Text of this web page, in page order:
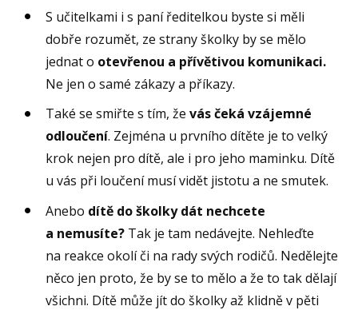
S učitelkami i s paní ředitelkou byste si měli
dobře rozumět, ze strany školky by se mělo
jednat o otevřenou a přívětivou komunikaci.
Ne jen o samé zákazy a příkazy.
Také se smiřte s tím, že vás čeká vzájemné
odloučení. Zejména u prvního dítěte je to velký
krok nejen pro dítě, ale i pro jeho maminku. Dítě
u vás při loučení musí vidět jistotu a ne smutek.
Anebo dítě do školky dát nechcete
a nemusíte? Tak je tam nedávejte. Nehleďte
na reakce okolí či na rady svých rodičů. Nedělejte
něco jen proto, že by se to mělo a že to tak dělají
všichni. Dítě může jít do školky až klidně v pěti